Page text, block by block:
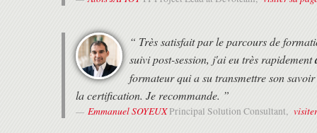
CULTURE DEVOPS
Caractéristiques de la culture DevOps
CONSIDÉRATIONS ORGANISATIONNELLES POUR DEVOPS
Intervenants DevOps
Rôles DevOps
• Les horaires de fin de journée sont adaptés en fonction des
• Une attestation de suivi de formation vous sera remise en fin
• Cette formation est organisée pour un maximum de 14
“ Très satisfait par le parcours de
suivi post-session, j'ai eu très rapidement
formateur qui a su transmettre son
la certification. Je recommande. ”
Emmanuel SOYEUXPrincipal Solution Consultant,